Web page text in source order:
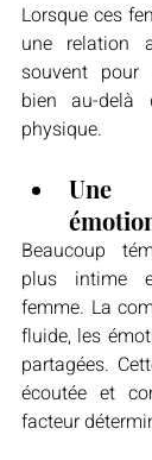
Lorsque ces
une relation
souvent pour
bien au-delà
physique.
Beaucoup
plus intime
femme. La
fluide, les
partagées.
écoutée et
facteur